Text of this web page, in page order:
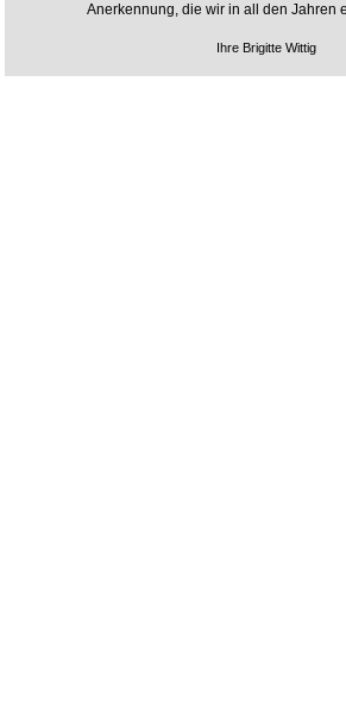
Anerkennung, die wir in all den Jahren
Ihre Brigitte Wittig